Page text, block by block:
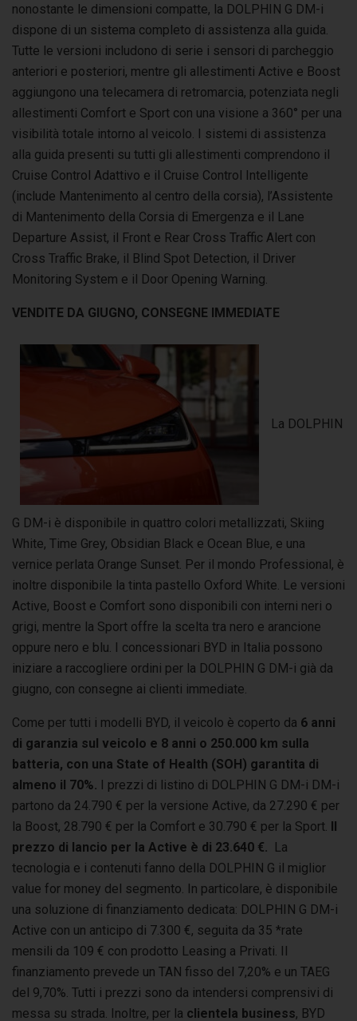
nonostante le dimensioni compatte, la DOLPHIN G DM-i
dispone di un sistema completo di assistenza alla guida.
Tutte le versioni includono di serie i sensori di parcheggio
anteriori e posteriori, mentre gli allestimenti Active e Boost
aggiungono una telecamera di retromarcia, potenziata negli
allestimenti Comfort e Sport con una visione a 360° per una
visibilità totale intorno al veicolo. I sistemi di assistenza
alla guida presenti su tutti gli allestimenti comprendono il
Cruise Control Adattivo e il Cruise Control Intelligente
(include Mantenimento al centro della corsia), l’Assistente
di Mantenimento della Corsia di Emergenza e il Lane
Departure Assist, il Front e Rear Cross Traffic Alert con
Cross Traffic Brake, il Blind Spot Detection, il Driver
Monitoring System e il Door Opening Warning.
VENDITE DA GIUGNO, CONSEGNE IMMEDIATE
La DOLPHIN
G DM-i è disponibile in quattro colori metallizzati, Skiing
White, Time Grey, Obsidian Black e Ocean Blue, e una
vernice perlata Orange Sunset. Per il mondo Professional, è
inoltre disponibile la tinta pastello Oxford White. Le versioni
Active, Boost e Comfort sono disponibili con interni neri o
grigi, mentre la Sport offre la scelta tra nero e arancione
oppure nero e blu. I concessionari BYD in Italia possono
iniziare a raccogliere ordini per la DOLPHIN G DM-i già da
giugno, con consegne ai clienti immediate.
Come per tutti i modelli BYD, il veicolo è coperto da 6 anni
di garanzia sul veicolo e 8 anni o 250.000 km sulla
batteria, con una State of Health (SOH) garantita di
almeno il 70%. I prezzi di listino di DOLPHIN G DM-i DM-i
partono da 24.790 € per la versione Active, da 27.290 € per
la Boost, 28.790 € per la Comfort e 30.790 € per la Sport. Il
prezzo di lancio per la Active è di 23.640 €. La
tecnologia e i contenuti fanno della DOLPHIN G il miglior
value for money del segmento. In particolare, è disponibile
una soluzione di finanziamento dedicata: DOLPHIN G DM-i
Active con un anticipo di 7.300 €, seguita da 35 *rate
mensili da 109 € con prodotto Leasing a Privati. Il
finanziamento prevede un TAN fisso del 7,20% e un TAEG
del 9,70%. Tutti i prezzi sono da intendersi comprensivi di
messa su strada. Inoltre, per la clientela business, BYD